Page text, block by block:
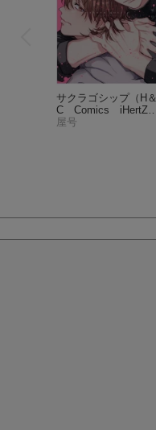
サクラゴシップ（H＆
C Comics iHertZシ
リーズ015）
屋号